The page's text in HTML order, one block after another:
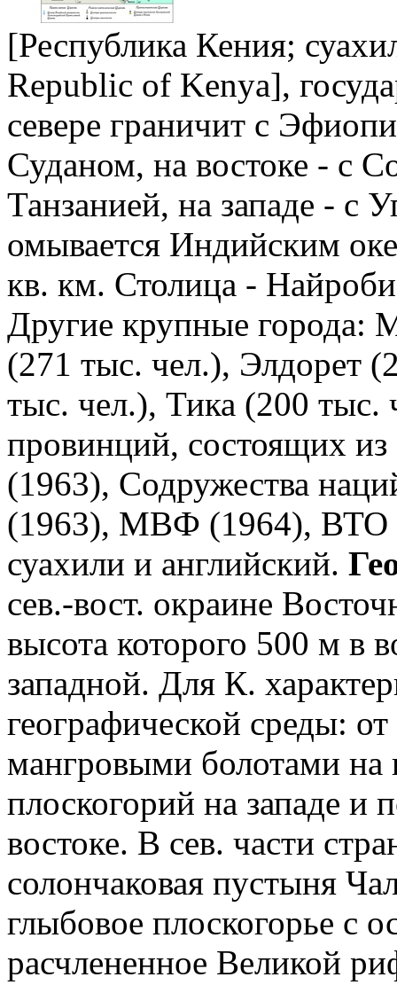
[Республика Кения;
Republic of Kenya],
севере граничит с
Суданом, на востоке - с
Танзанией, на западе - с
омывается Индийским
кв. км. Столица -
Другие крупные города:
(271 тыс. чел.), Элдорет
тыс. чел.), Тика (200 тыс.
провинций, состоящих
(1963), Содружества
(1963), МВФ (1964), ВТО
суахили и английский.
сев.-вост. окраине
высота которого 500 м в
западной. Для К.
географической среды:
мангровыми болотами на
плоскогорий на западе и
востоке. В сев. части
солончаковая пустыня
глыбовое плоскогорье с
расчлененное Великой